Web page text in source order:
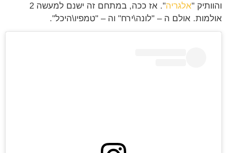
והוותיק "אלגריה
". אז ככה, במתחם זה ישנם למעשה 2
אולמות. אולם ה – "לונה\ירח" וה – "טמפיו\היכל".